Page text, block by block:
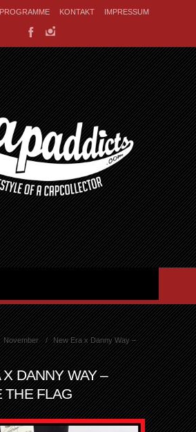
KONTAKT IMPRESSUM
November
New Era x Danny Way –
DANNY WAY –
THE FLAG